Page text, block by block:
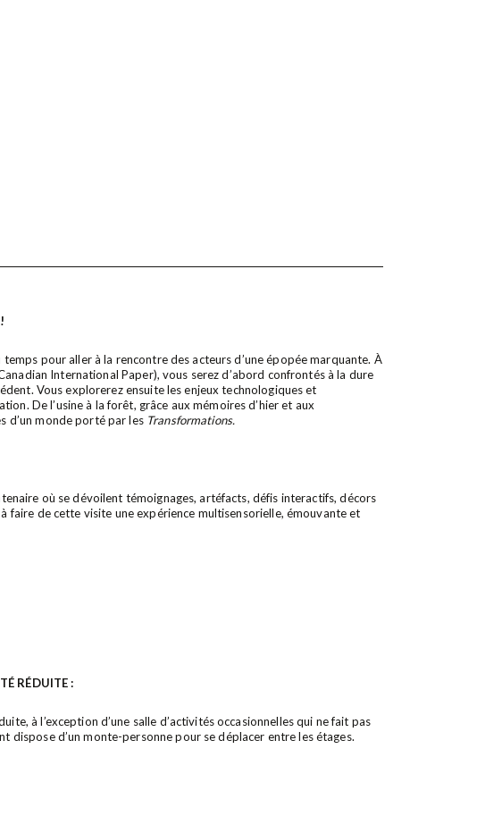
pour aller à la rencontre des acteurs d’une épopée marquante. À
International Paper), vous serez d’abord confrontés à la dure
Vous explorerez ensuite les enjeux technologiques et
De l’usine à la forêt, grâce aux mémoires d’hier et aux
d’un monde porté par les Transformations.
où se dévoilent témoignages, artéfacts, défis interactifs, décors
faire de cette visite une expérience multisensorielle, émouvante et
RÉDUITE :
à l’exception d’une salle d’activités occasionnelles qui ne fait pas
dispose d’un monte-personne pour se déplacer entre les étages.